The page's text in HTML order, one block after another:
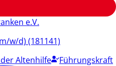
e.V.
w/d) (181141)
Altenhilfe Führungskraft